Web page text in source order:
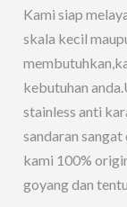
Kami siap
skala kecil
kebutuhan
stainless anti
sandaran
kami 100%
goyang dan